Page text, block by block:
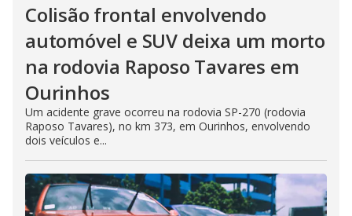
Colisão frontal envolvendo
automóvel e SUV deixa um morto
na rodovia Raposo Tavares em
Ourinhos
Um acidente grave ocorreu na rodovia SP-270 (rodovia
Raposo Tavares), no km 373, em Ourinhos, envolvendo
dois veículos e...